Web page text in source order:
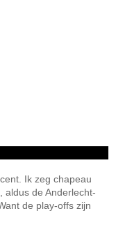
Ik zeg chapeau
aldus de Anderlecht-
de play-offs zijn